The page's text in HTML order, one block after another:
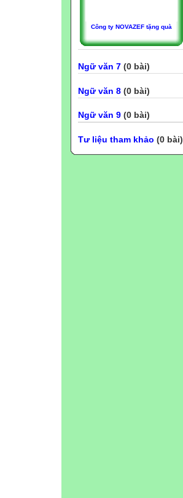
Công ty NOVAZEF tặng quà
Ngữ văn 7 (0 bài)
Ngữ văn 8 (0 bài)
Ngữ văn 9 (0 bài)
Tư liệu tham khảo (0 bài)